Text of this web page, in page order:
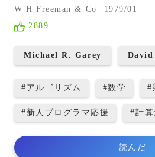
W H Freeman & Co
1979/01
2889
Michael R. Garey David
# アルゴリズム #数学 #
# 新人プログラマ応援 #計算
読んだ